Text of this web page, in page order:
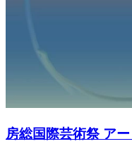
房総国際芸術祭 ア